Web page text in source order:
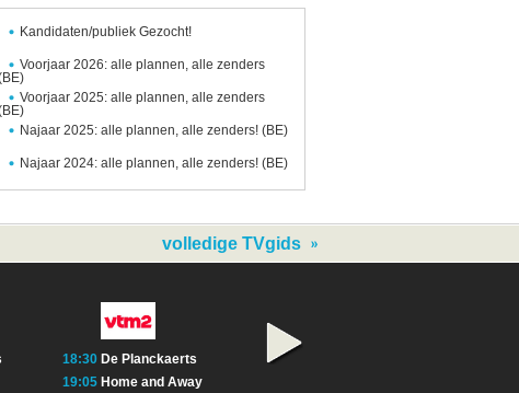
Kandidaten/publiek Gezocht!
Voorjaar 2026: alle plannen, alle zenders
Voorjaar 2025: alle plannen, alle zenders
Najaar 2025: alle plannen, alle zenders! (BE)
Najaar 2024: alle plannen, alle zenders! (BE)
volledige TVgids
18:30 De Planckaerts
19:05 Home and Away
18:45 Community